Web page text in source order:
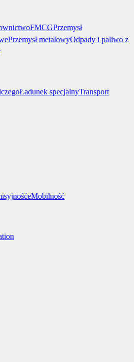
FMCGPrzemysł
Przemysł metalowyOdpady i paliwo z
Ładunek specjalnyTransport
eMobilność